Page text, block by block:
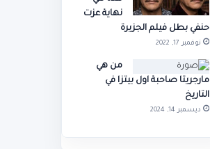
نهاية عزت
حنفي بطل فيلم الجزيرة
نوفمبر 17, 2022
من هي
مارجريتا صاحبة اول بيتزا في
التاريخ
ديسمبر 14, 2024